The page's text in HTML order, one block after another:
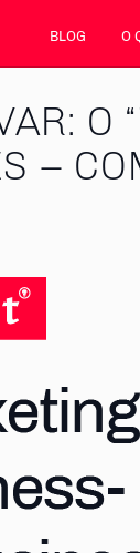
BLOG O
O
–